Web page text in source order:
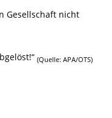
nicht
(Quelle: APA/OTS)